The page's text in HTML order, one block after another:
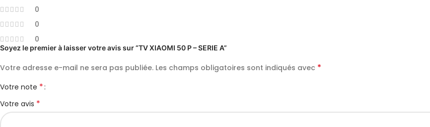
0
0
0
Soyez le premier à laisser votre avis sur “TV XIAOMI 50 P – SERIE A”
Votre adresse e-mail ne sera pas publiée. Les champs obligatoires sont indiqués avec *
Votre note *
Votre avis *